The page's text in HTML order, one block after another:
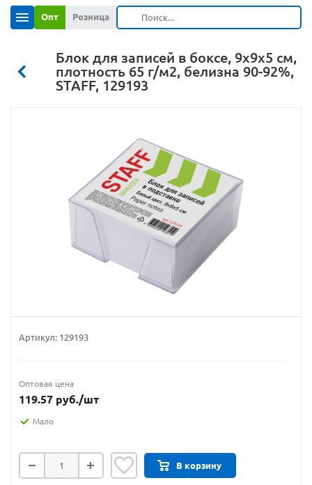
Опт Розница
Блок для записей в боксе, 9х9х5 см,
плотность 65 г/м2, белизна 90-92%,
STAFF, 129193
Артикул: 129193
Оптовая цена
119.57 руб./шт
Мало
В корзину